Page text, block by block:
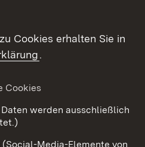
Kontakt
Cookies erhalten Sie in
.
Cookies
werden ausschließlich
Media-Elemente von